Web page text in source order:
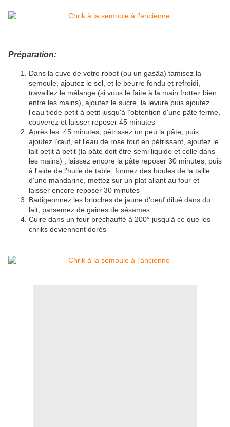
Préparation:
Dans la cuve de votre robot (ou un gasâa) tamisez la
semoule, ajoutez le sel, et le beurre fondu et refroidi,
travaillez le mélange (si vous le faite à la main frottez bien
entre les mains), ajoutez le sucre, la levure puis ajoutez
l'eau tiède petit à petit jusqu'à l'obtention d'une pâte ferme,
couverez et laisser reposer 45 minutes
Après les 45 minutes, pétrissez un peu la pâte, puis
ajoutez l’œuf, et l'eau de rose tout en pétrissant, ajoutez le
lait petit à petit (la pâte doit être semi liquide et colle dans
les mains) , laissez encore la pâte reposer 30 minutes, puis
à l'aide de l'huile de table, formez des boules de la taille
d'une mandarine, mettez sur un plat allant au four et
laisser encore reposer 30 minutes
Badigeonnez les brioches de jaune d'oeuf dilué dans du
lait, parsemez de gaines de sésames
Cuire dans un four préchauffé à 200° jusqu'à ce que les
chriks deviennent dorés